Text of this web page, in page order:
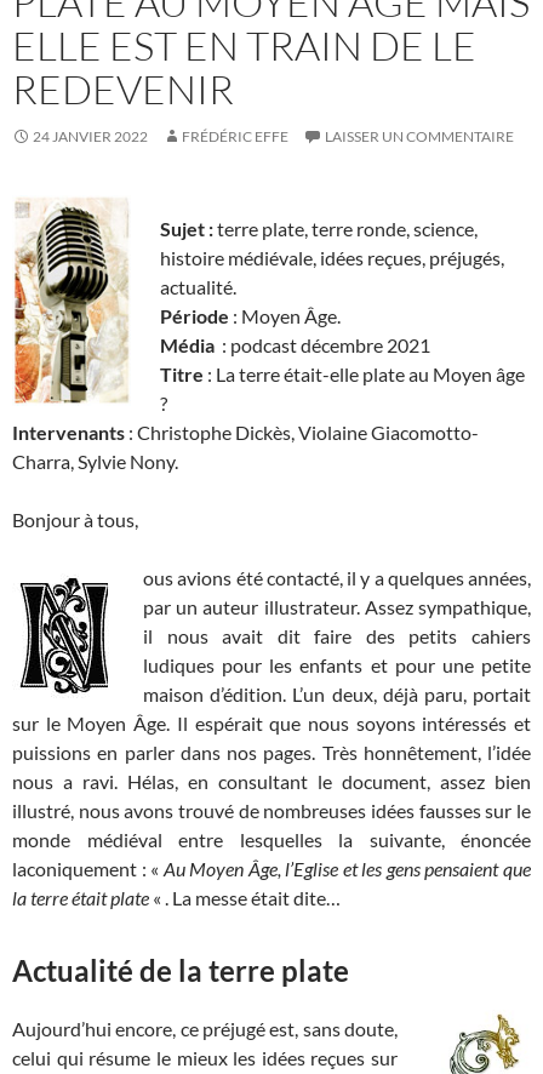
ELLE EST EN TRAIN DE LE
REDEVENIR
24 JANVIER 2022 FRÉDÉRIC EFFE LAISSER UN COMMENTAIRE
Sujet :terre plate, terre ronde, science,
histoire médiévale, idées reçues, préjugés,
actualité.
Période : Moyen Âge.
Média : podcast décembre 2021
Titre : La terre était-elle plate au Moyen âge
?
Intervenants : Christophe Dickès, Violaine Giacomotto-
Charra, Sylvie Nony.
Bonjour à tous,
ous avions été contacté, il y a quelques années,
par un auteur illustrateur. Assez sympathique,
il nous avait dit faire des petits cahiers
ludiques pour les enfants et pour une petite
maison d’édition. L’un deux, déjà paru, portait
sur le Moyen Âge. Il espérait que nous soyons intéressés et
puissions en parler dans nos pages. Très honnêtement, l’idée
nous a ravi. Hélas, en consultant le document, assez bien
illustré, nous avons trouvé de nombreuses idées fausses sur le
monde médiéval entre lesquelles la suivante, énoncée
laconiquement : « Au Moyen Âge, l’Eglise et les gens pensaient que
la terre était plate « . La messe était dite…
Actualité de la terre plate
Aujourd’hui encore, ce préjugé est, sans doute,
celui qui résume le mieux les idées reçues sur